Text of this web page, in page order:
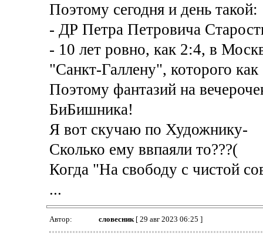
Поэтому сегодня и день такой:
- ДР Петра Петровича
- 10 лет ровно, как 2:4, в
"Санкт-Галлену", которого
Поэтому фантазий на
БиБишника!
Я вот скучаю по Художнику-
Сколько ему ввпаяли то???(
Когда "На свободу с чистой
...
Автор: словесник[ 29 авг 2023 06:25 ]